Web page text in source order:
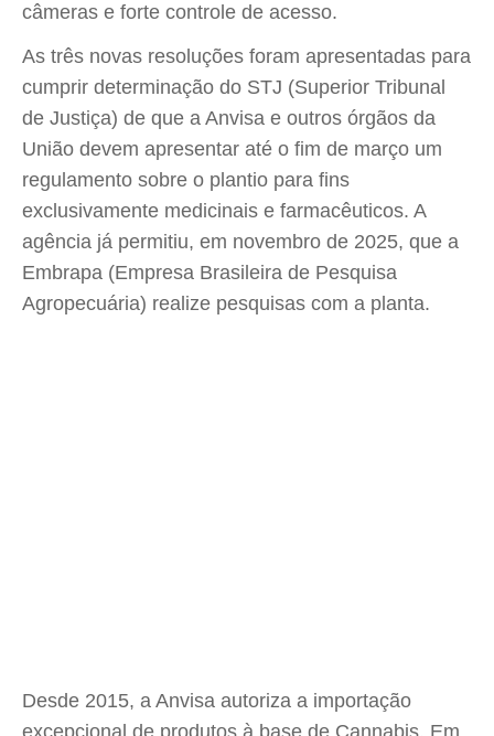
câmeras e forte controle de acesso.
As três novas resoluções foram apresentadas para
cumprir determinação do STJ (Superior Tribunal
de Justiça) de que a Anvisa e outros órgãos da
União devem apresentar até o fim de março um
regulamento sobre o plantio para fins
exclusivamente medicinais e farmacêuticos. A
agência já permitiu, em novembro de 2025, que a
Embrapa (Empresa Brasileira de Pesquisa
Agropecuária) realize pesquisas com a planta.
Desde 2015, a Anvisa autoriza a importação
excepcional de produtos à base de Cannabis. Em